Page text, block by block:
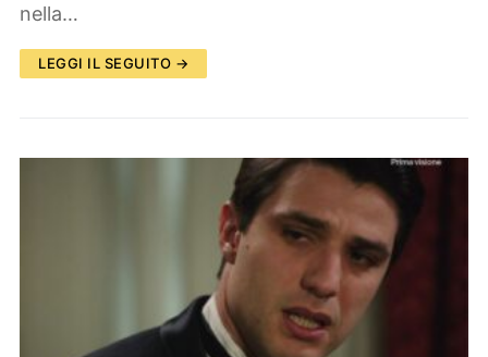
nella…
LEGGI IL SEGUITO →